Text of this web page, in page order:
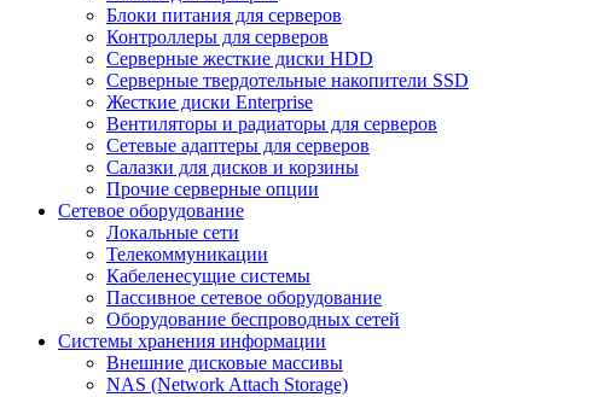
Блоки питания для серверов
Контроллеры для серверов
Серверные жесткие диски HDD
Серверные твердотельные накопители SSD
Жесткие диски Enterprise
Вентиляторы и радиаторы для серверов
Сетевые адаптеры для серверов
Салазки для дисков и корзины
Прочие серверные опции
Сетевое оборудование
Локальные сети
Телекоммуникации
Кабеленесущие системы
Пассивное сетевое оборудование
Оборудование беспроводных сетей
Системы хранения информации
Внешние дисковые массивы
NAS (Network Attach Storage)